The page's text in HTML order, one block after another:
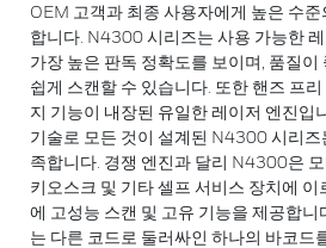
OEM 고객과 최종 사용자에게 높은 수
합니다. N4300 시리즈는 사용 가능한
가장 높은 판독 정확도를 보이며, 품질이
쉽게 스캔할 수 있습니다. 또한 핸즈 프
지 기능이 내장된 유일한 레이저 엔진입
기술로 모든 것이 설계된 N4300 시리즈
족합니다. 경쟁 엔진과 달리 N4300은
키오스크 및 기타 셀프 서비스 장치에
에 고성능 스캔 및 고유 기능을 제공합니
는 다른 코드로 둘러싸인 하나의 바코드